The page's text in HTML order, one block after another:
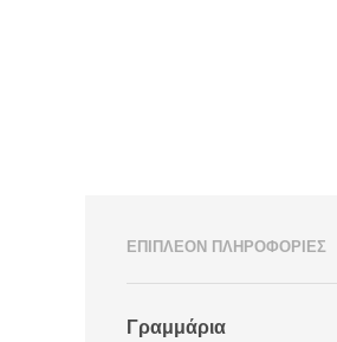
ΕΠΙΠΛΈΟΝ ΠΛΗΡΟΦΟΡΊΕΣ
Γραμμάρια